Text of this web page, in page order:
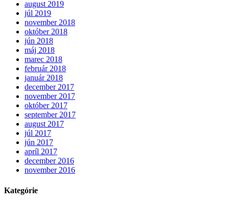
august 2019
júl 2019
november 2018
október 2018
jún 2018
máj 2018
marec 2018
február 2018
január 2018
december 2017
november 2017
október 2017
september 2017
august 2017
júl 2017
jún 2017
apríl 2017
december 2016
november 2016
Kategórie